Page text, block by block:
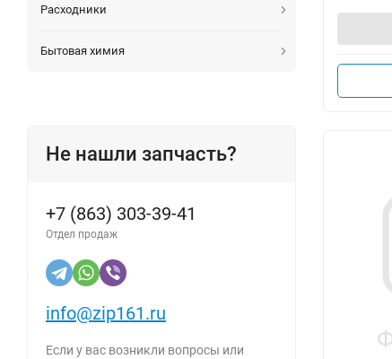
Расходники
Бытовая химия
Не нашли запчасть?
+7 (863) 303-39-41
Отдел продаж
info@zip161.ru
Если у вас возникли вопросы или